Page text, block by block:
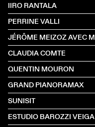
IIRO RANTALA
PERRINE VALLI
CLAUDIA COMTE
QUENTIN MOURON
GRAND PIANORAMAX
SUNISIT
ESTUDIO BAROZZI VEIGA